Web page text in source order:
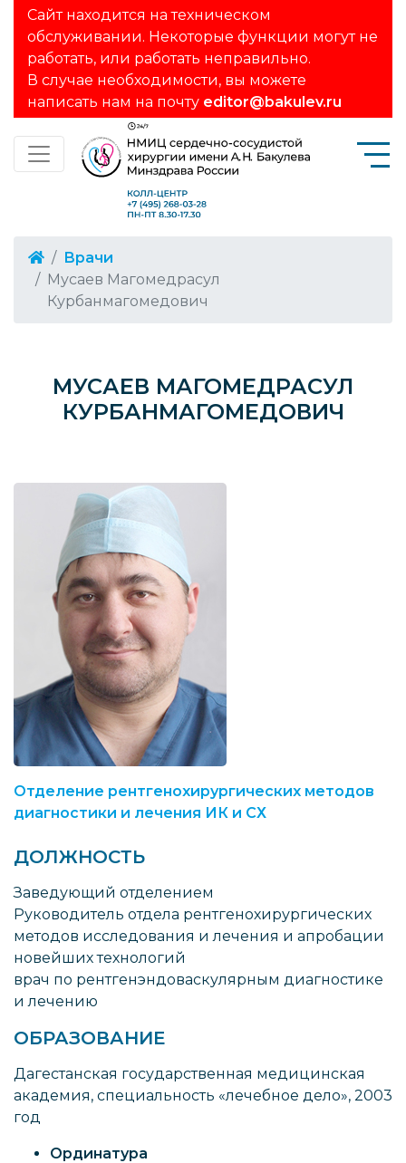
Сайт находится на техническом
обслуживании. Некоторые функции могут не
работать, или работать неправильно.
В случае необходимости, вы можете
написать нам на почту editor@bakulev.ru
Врачи
Мусаев Магомедрасул
Курбанмагомедович
МУСАЕВ МАГОМЕДРАСУЛ
КУРБАНМАГОМЕДОВИЧ
Отделение рентгенохирургических методов
диагностики и лечения ИК и СХ
ДОЛЖНОСТЬ
Заведующий отделением
Руководитель отдела рентгенохирургических
методов исследования и лечения и апробации
новейших технологий
врач по рентгенэндоваскулярным диагностике
и лечению
ОБРАЗОВАНИЕ
Дагестанская государственная медицинская
академия, специальность «лечебное дело», 2003
год
Ординатура